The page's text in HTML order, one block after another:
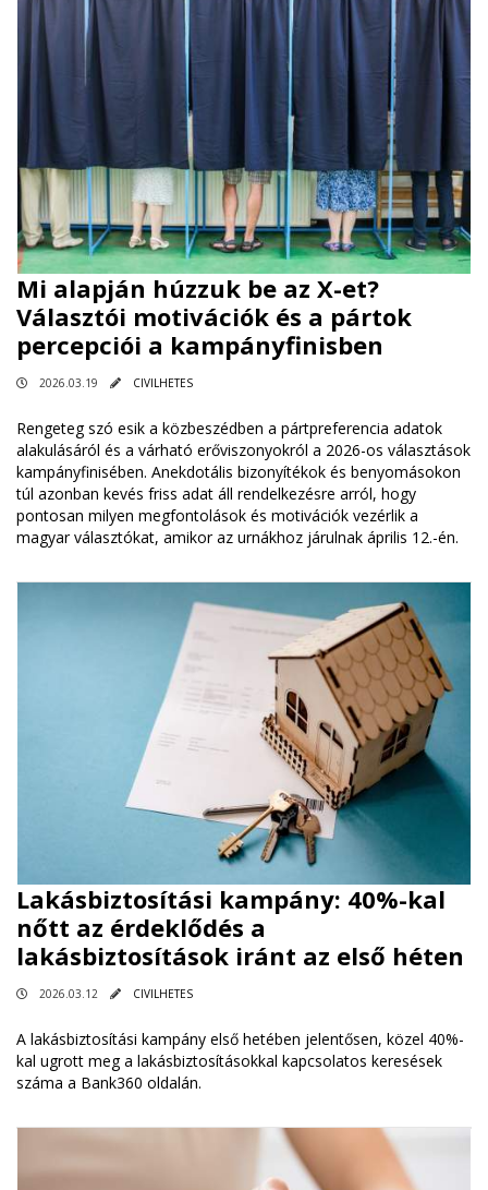
Mi alapján húzzuk be az X-et?
Választói motivációk és a pártok
percepciói a kampányfinisben
2026.03.19 CIVILHETES
Rengeteg szó esik a közbeszédben a pártpreferencia adatok
alakulásáról és a várható erőviszonyokról a 2026-os választások
kampányfinisében. Anekdotális bizonyítékok és benyomásokon
túl azonban kevés friss adat áll rendelkezésre arról, hogy
pontosan milyen megfontolások és motivációk vezérlik a
magyar választókat, amikor az urnákhoz járulnak április 12.-én.
Lakásbiztosítási kampány: 40%-kal
nőtt az érdeklődés a
lakásbiztosítások iránt az első héten
2026.03.12 CIVILHETES
A lakásbiztosítási kampány első hetében jelentősen, közel 40%-
kal ugrott meg a lakásbiztosításokkal kapcsolatos keresések
száma a Bank360 oldalán.